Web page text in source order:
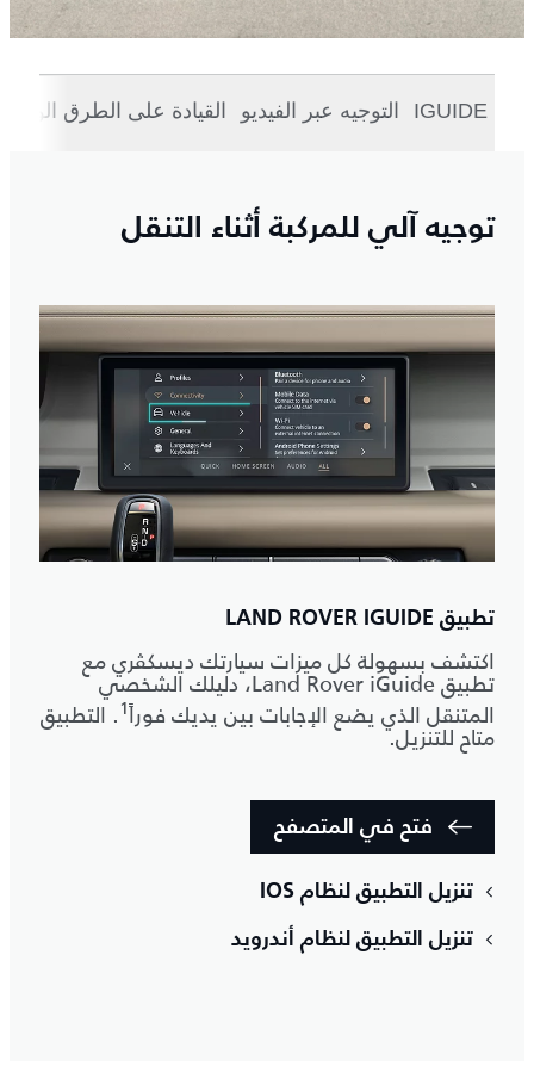
IGUIDE التوجيه عبر الفيديو القيادة على الطرق الوعرة
توجيه آلي للمركبة أثناء التنقل
تطبيق LAND ROVER IGUIDE
اكتشف بسهولة كل ميزات سيارتك ديسكڤري مع
تطبيق Land Rover iGuide، دليلك الشخصي
المتنقل الذي يضع الإجابات بين يديك فوراً1. التطبيق
متاح للتنزيل.
فتح في المتصفح
تنزيل التطبيق لنظام IOS
تنزيل التطبيق لنظام أندرويد